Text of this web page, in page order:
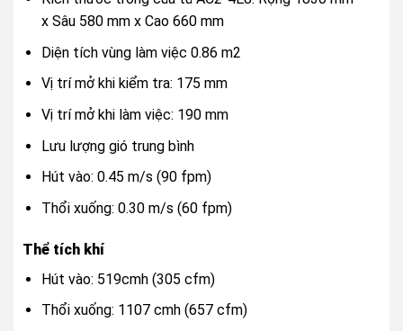
x Sâu 580 mm x Cao 660 mm
Diện tích vùng làm việc 0.86 m2
Vị trí mở khi kiểm tra: 175 mm
Vị trí mở khi làm việc: 190 mm
Lưu lượng gió trung bình
Hút vào: 0.45 m/s (90 fpm)
Thổi xuống: 0.30 m/s (60 fpm)
Thể tích khí
Hút vào: 519cmh (305 cfm)
Thổi xuống: 1107 cmh (657 cfm)